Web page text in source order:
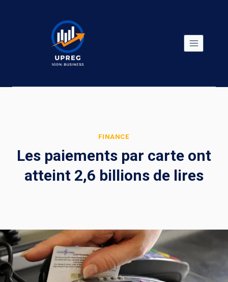
FINANCE
Les paiements par carte ont
atteint 2,6 billions de lires